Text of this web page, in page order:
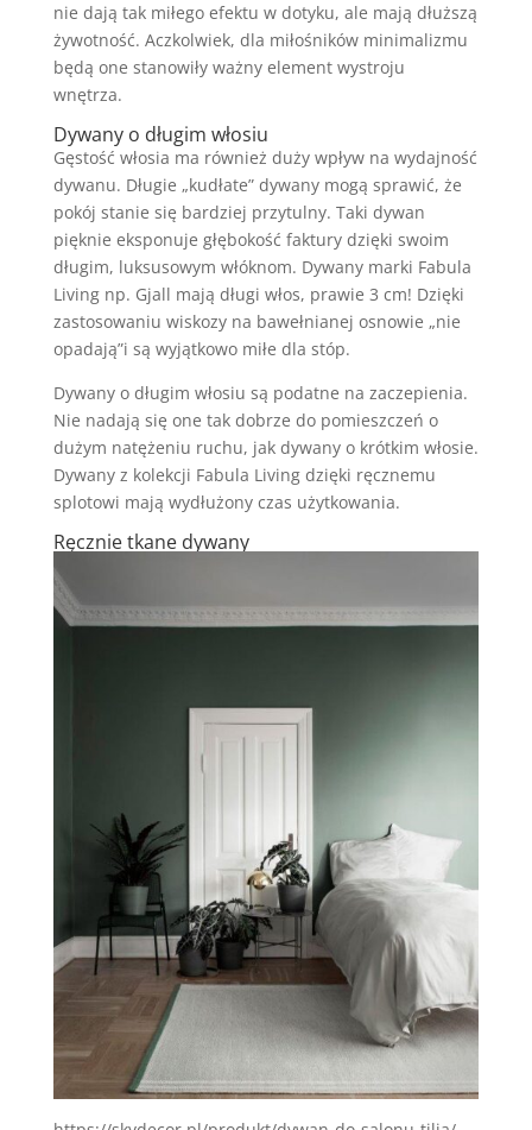
nie dają tak miłego efektu w dotyku, ale mają dłuższą
żywotność. Aczkolwiek, dla miłośników minimalizmu
będą one stanowiły ważny element wystroju
wnętrza.
Dywany o długim włosiu
Gęstość włosia ma również duży wpływ na wydajność
dywanu. Długie „kudłate” dywany mogą sprawić, że
pokój stanie się bardziej przytulny. Taki dywan
pięknie eksponuje głębokość faktury dzięki swoim
długim, luksusowym włóknom. Dywany marki Fabula
Living np. Gjall mają długi włos, prawie 3 cm! Dzięki
zastosowaniu wiskozy na bawełnianej osnowie „nie
opadają”i są wyjątkowo miłe dla stóp.
Dywany o długim włosiu są podatne na zaczepienia.
Nie nadają się one tak dobrze do pomieszczeń o
dużym natężeniu ruchu, jak dywany o krótkim włosie.
Dywany z kolekcji Fabula Living dzięki ręcznemu
splotowi mają wydłużony czas użytkowania.
Ręcznie tkane dywany